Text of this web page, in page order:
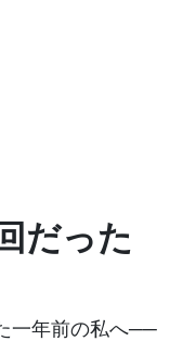
だった
一年前の私へ──